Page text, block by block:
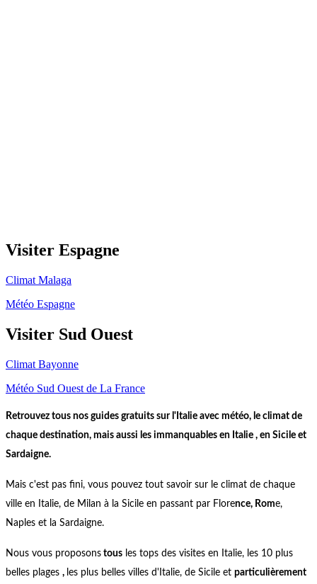
Visiter Espagne
Climat Malaga
Météo Espagne
Visiter Sud Ouest
Climat Bayonne
Météo Sud Ouest de La France
Retrouvez tous nos guides gratuits sur l'Italie avec météo, le climat de
chaque destination, mais aussi les immanquables en Italie , en Sicile et
Sardaigne.
Mais c'est pas fini, vous pouvez tout savoir sur le climat de chaque
ville en Italie, de Milan à la Sicile en passant par Florence, Rome,
Naples et la Sardaigne.
Nous vous proposons tous les tops des visites en Italie, les 10 plus
belles plages , les plus belles villes d'Italie, de Sicile et particulièrement